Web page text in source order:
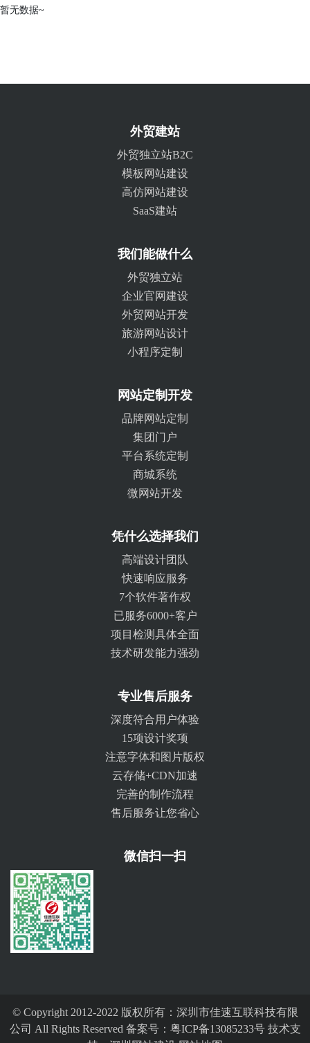
暂无数据~
外贸建站
外贸独立站B2C
模板网站建设
高仿网站建设
SaaS建站
我们能做什么
外贸独立站
企业官网建设
外贸网站开发
旅游网站设计
小程序定制
网站定制开发
品牌网站定制
集团门户
平台系统定制
商城系统
微网站开发
凭什么选择我们
高端设计团队
快速响应服务
7个软件著作权
已服务6000+客户
项目检测具体全面
技术研发能力强劲
专业售后服务
深度符合用户体验
15项设计奖项
注意字体和图片版权
云存储+CDN加速
完善的制作流程
售后服务让您省心
微信扫一扫
© Copyright 2012-2022 版权所有：深圳市佳速互联科技有限
公司 All Rights Reserved 备案号： 粤ICP备13085233号技术支